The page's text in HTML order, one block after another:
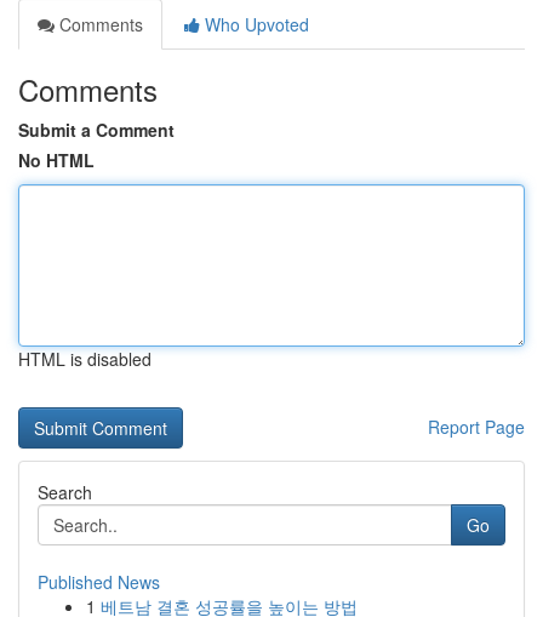
Comments
Who Upvoted
Comments
Submit a Comment
No HTML
HTML is disabled
Report Page
Search
Go
Published News
1 베트남 결혼 성공률을 높이는 방법